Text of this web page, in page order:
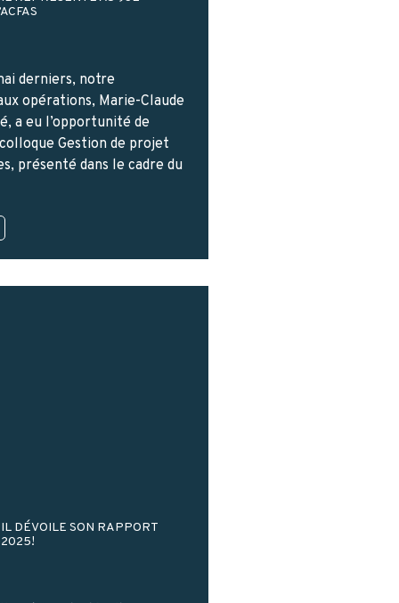
derniers, notre
opérations, Marie-Claude
a eu l’opportunité de
Gestion de projet
présenté dans le cadre du
DÉVOILE SON RAPPORT